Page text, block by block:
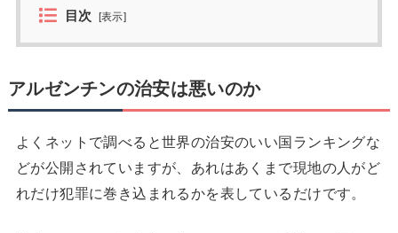
目次 [表示]
アルゼンチンの治安は悪いのか
よくネットで調べると世界の治安のいい国ランキングな
どが公開されていますが、あれはあくまで現地の人がど
れだけ犯罪に巻き込まれるかを表しているだけです。